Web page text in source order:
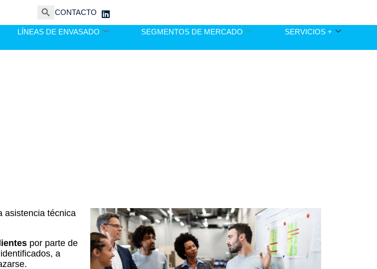
CONTACTO
LÍNEAS DE ENVASADO SEGMENTOS DE MERCADO
SERVICIOS +
asistencia técnica
por parte de
a